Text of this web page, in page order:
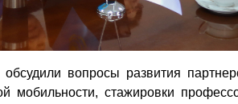
вопросы развития
мобильности, стажировки